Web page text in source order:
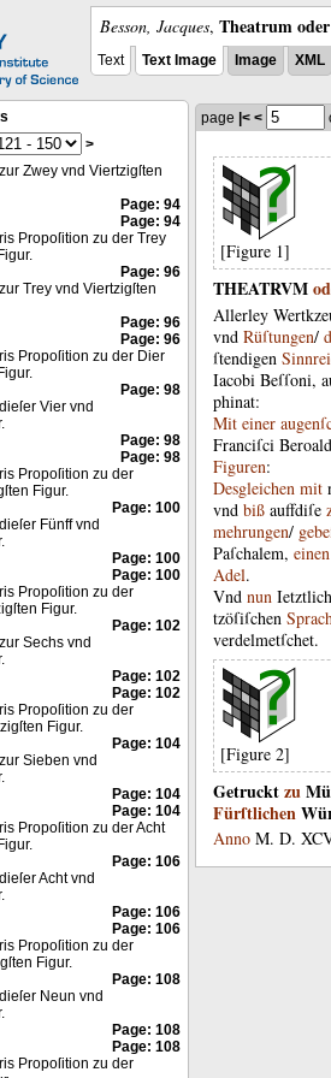
Besson, Jacques, Theatrum
Text Text Image Image XML
>
Zwey vnd Viertzigſten
Page: 94
Page: 94
Propoſition zu der Trey
Page: 96
Trey vnd Viertzigſten
Page: 96
Page: 96
Propoſition zu der Dier
Page: 98
Vier vnd
Page: 98
Page: 98
Propoſition zu der
Figur.
Page: 100
Fünff vnd
Page: 100
Page: 100
Propoſition zu der
Figur.
Page: 102
Sechs vnd
Page: 102
Page: 102
Propoſition zu der
Figur.
Page: 104
Sieben vnd
Page: 104
Page: 104
Propoſition zu der Acht
Page: 106
Acht vnd
Page: 106
Page: 106
Propoſition zu der
Figur.
Page: 108
Neun vnd
Page: 108
Page: 108
Propoſition zu der
page |< <
[Figure 1]
THEATRVM
Allerley
vnd Rüſtungen/
ſtendigen
Iacobi Beſſoni,
phinat:
Mit einer
Franciſci
Figuren:
Desgleichen mit
vnd biß auffdiſe
mehrungen/
Paſchalem, einen
Adel.
Vnd nun Ietztlich
tzöſiſchen Sprach
verdelmetſchet.
[Figure 2]
Getrucktzu
Fürſtlichen
Anno M. D. XCV